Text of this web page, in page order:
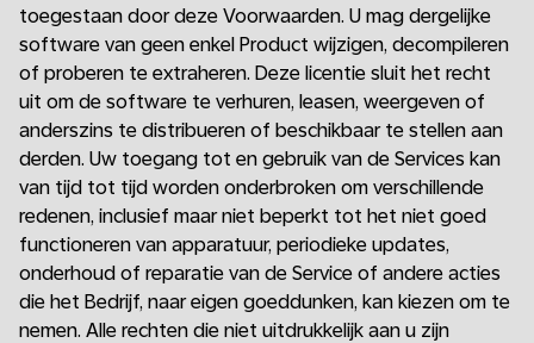
toegestaan door deze Voorwaarden. U mag dergelijke
software van geen enkel Product wijzigen, decompileren
of proberen te extraheren. Deze licentie sluit het recht
uit om de software te verhuren, leasen, weergeven of
anderszins te distribueren of beschikbaar te stellen aan
derden. Uw toegang tot en gebruik van de Services kan
van tijd tot tijd worden onderbroken om verschillende
redenen, inclusief maar niet beperkt tot het niet goed
functioneren van apparatuur, periodieke updates,
onderhoud of reparatie van de Service of andere acties
die het Bedrijf, naar eigen goeddunken, kan kiezen om te
nemen. Alle rechten die niet uitdrukkelijk aan u zijn